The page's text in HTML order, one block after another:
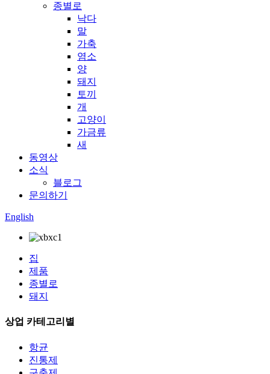
종별로
낙다
말
가축
염소
양
돼지
토끼
개
고양이
가금류
새
동영상
소식
블로그
문의하기
English
집
제품
종별로
돼지
상업 카테고리별
항균
진통제